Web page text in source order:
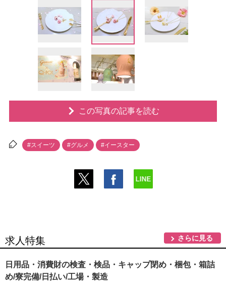
この写真の記事を読む
#スイーツ #グルメ #イースター
求人特集 さらに見る
日用品・消費財の検査・検品・キャップ閉め・梱包・箱詰
め/寮完備/日払い/工場・製造